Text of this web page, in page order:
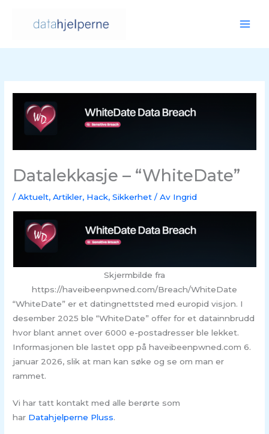
innholdet
Datalekkasje – “WhiteDate”
/Aktuelt,Artikler, Hack,Sikkerhet / Av Ingrid
Skjermbilde fra
https://haveibeenpwned.com/Breach/WhiteDate
“WhiteDate” er et datingnettsted med europid visjon. I
desember 2025 ble “WhiteDate” offer for et datainnbrudd
hvor blant annet over 6000 e-postadresser ble lekket.
Informasjonen ble lastet opp på haveibeenpwned.com 6.
januar 2026, slik at man kan søke og se om man er
rammet.
Vi har tatt kontakt med alle berørte som
har Datahjelperne Pluss.